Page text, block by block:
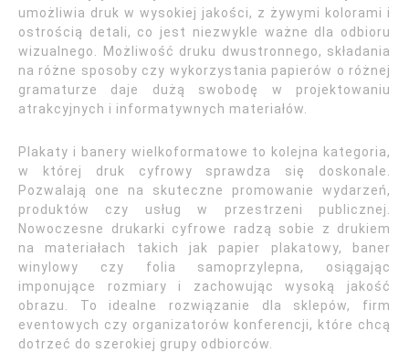
umożliwia druk w wysokiej jakości, z żywymi kolorami i
ostrością detali, co jest niezwykle ważne dla odbioru
wizualnego. Możliwość druku dwustronnego, składania
na różne sposoby czy wykorzystania papierów o różnej
gramaturze daje dużą swobodę w projektowaniu
atrakcyjnych i informatywnych materiałów.
Plakaty i banery wielkoformatowe to kolejna kategoria,
w której druk cyfrowy sprawdza się doskonale.
Pozwalają one na skuteczne promowanie wydarzeń,
produktów czy usług w przestrzeni publicznej.
Nowoczesne drukarki cyfrowe radzą sobie z drukiem
na materiałach takich jak papier plakatowy, baner
winylowy czy folia samoprzylepna, osiągając
imponujące rozmiary i zachowując wysoką jakość
obrazu. To idealne rozwiązanie dla sklepów, firm
eventowych czy organizatorów konferencji, które chcą
dotrzeć do szerokiej grupy odbiorców.